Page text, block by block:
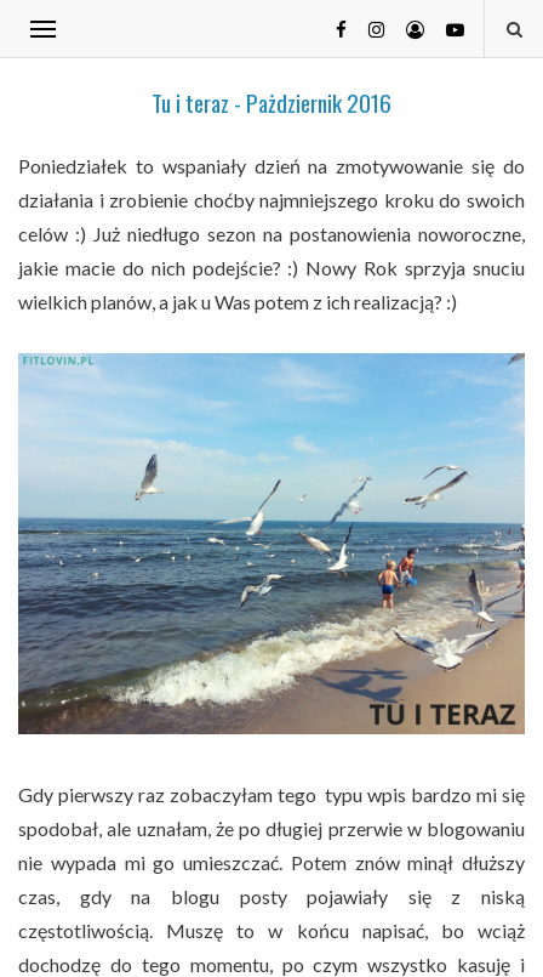
Tu i teraz - Pażdziernik 2016
Poniedziałek to wspaniały dzień na zmotywowanie się do
działania i zrobienie choćby najmniejszego kroku do swoich
celów :) Już niedługo sezon na postanowienia noworoczne,
jakie macie do nich podejście? :) Nowy Rok sprzyja snuciu
wielkich planów, a jak u Was potem z ich realizacją? :)
Gdy pierwszy raz zobaczyłam tego typu wpis bardzo mi się
spodobał, ale uznałam, że po długiej przerwie w blogowaniu
nie wypada mi go umieszczać. Potem znów minął dłuższy
czas, gdy na blogu posty pojawiały się z niską
częstotliwością. Muszę to w końcu napisać, bo wciąż
dochodzę do tego momentu, po czym wszystko kasuję i